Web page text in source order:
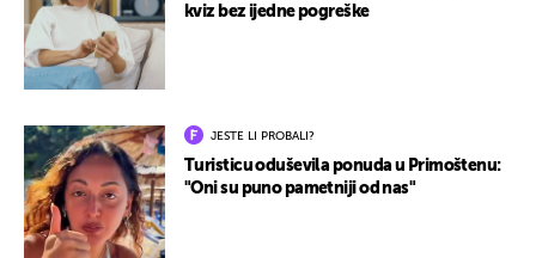
kviz bez ijedne pogreške
JESTE LI PROBALI?
Turisticu oduševila ponuda u Primoštenu:
"Oni su puno pametniji od nas"